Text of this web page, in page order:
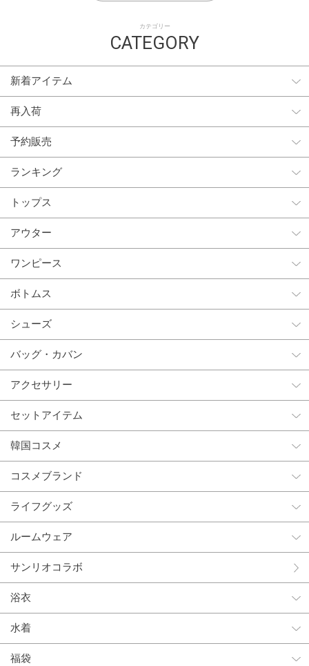
カテゴリー
CATEGORY
新着アイテム
再入荷
予約販売
ランキング
トップス
アウター
ワンピース
ボトムス
シューズ
バッグ・カバン
アクセサリー
セットアイテム
韓国コスメ
コスメブランド
ライフグッズ
ルームウェア
サンリオコラボ
浴衣
水着
福袋